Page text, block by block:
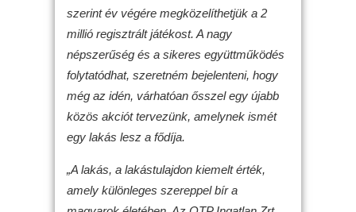
szerint év végére megközelíthetjük a 2
millió regisztrált játékost. A nagy
népszerűség és a sikeres együttműködés
folytatódhat, szeretném bejelenteni, hogy
még az idén, várhatóan ősszel egy újabb
közös akciót tervezünk, amelynek ismét
egy lakás lesz a fődíja.
„A lakás, a lakástulajdon kiemelt érték,
amely különleges szereppel bír a